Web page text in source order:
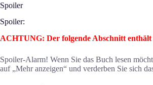
Spoiler
Spoiler:
ACHTUNG: Der folgende Abschnitt enthält
Spoiler-Alarm! Wenn Sie das Buch lesen
auf „Mehr anzeigen“ und verderben Sie sich